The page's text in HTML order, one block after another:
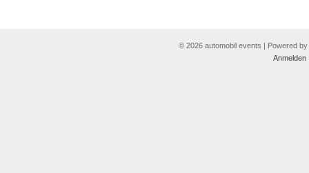
© 2026 automobil events | Powered by
Anmelden|